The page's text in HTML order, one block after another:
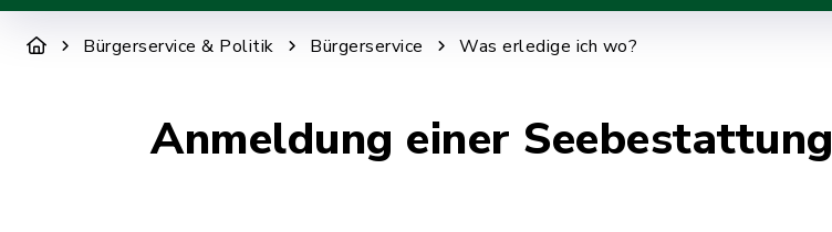
Bürgerservice & Politik Bürgerservice Was erledige ich wo?
Anmeldung einer Seebestattung